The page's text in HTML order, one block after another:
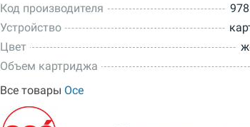
Код производителя
Устройство
Цвет
Объем картриджа
Все товары Oce